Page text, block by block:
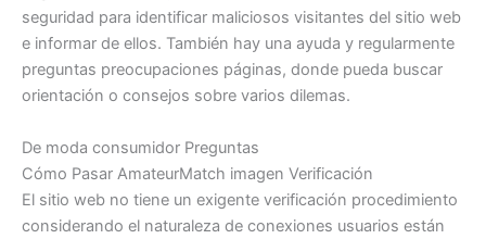
seguridad para identificar maliciosos visitantes del sitio web
e informar de ellos. También hay una ayuda y regularmente
preguntas preocupaciones páginas, donde pueda buscar
orientación o consejos sobre varios dilemas.
De moda consumidor Preguntas
Cómo Pasar AmateurMatch imagen Verificación
El sitio web no tiene un exigente verificación procedimiento
considerando el naturaleza de conexiones usuarios están